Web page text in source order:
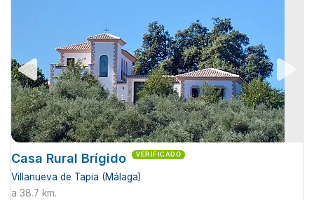
Casa Rural Brígido VERIFICADO
Villanueva de Tapia (Málaga)
a 38.7 km.